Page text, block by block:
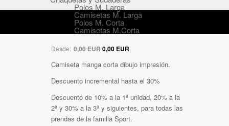
Polos M. Larga
Camisetas M. Larga
Polos M. Corta
Camisetas M.Corta
Desde: 0,00 EUR0,00 EUR
Camiseta manga corta dibujo impresión.
Descuento incremental hasta el 30%
Descuento de 10% a la 1ª unidad, 20% a la
2ª y 30% a la 3ª y siguientes, para todas las
prendas de la familia Sport.